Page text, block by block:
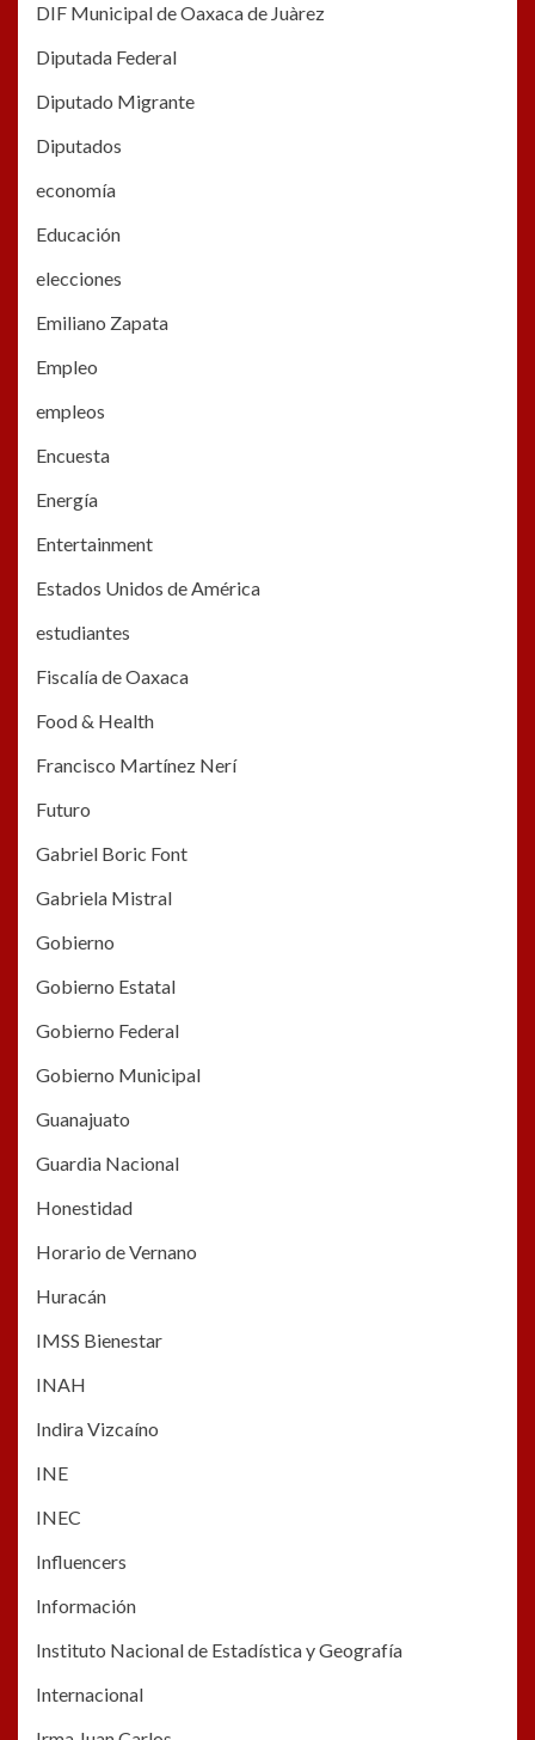
DIF Municipal de Oaxaca de Juàrez
Diputada Federal
Diputado Migrante
Diputados
economía
Educación
elecciones
Emiliano Zapata
Empleo
empleos
Encuesta
Energía
Entertainment
Estados Unidos de América
estudiantes
Fiscalía de Oaxaca
Food & Health
Francisco Martínez Nerí
Futuro
Gabriel Boric Font
Gabriela Mistral
Gobierno
Gobierno Estatal
Gobierno Federal
Gobierno Municipal
Guanajuato
Guardia Nacional
Honestidad
Horario de Vernano
Huracán
IMSS Bienestar
INAH
Indira Vizcaíno
INE
INEC
Influencers
Información
Instituto Nacional de Estadística y Geografía
Internacional